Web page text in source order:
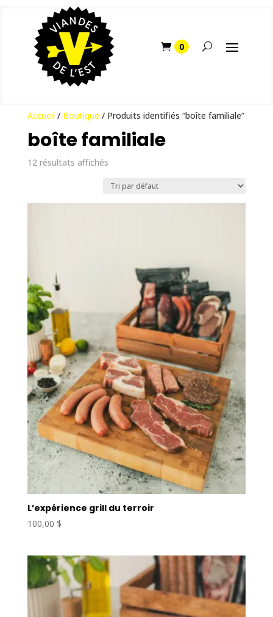
Accueil/ Boutique/ Produits identifiés “boîte familiale”
boîte familiale
12 résultats affichés
L’expérience grill du terroir
100,00 $